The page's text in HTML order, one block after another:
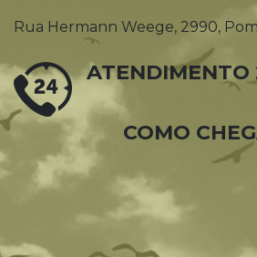
Rua Hermann Weege, 2990,
ATENDIMENTO
COMO